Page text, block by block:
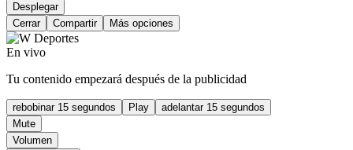
Desplegar
Cerrar
Compartir Más opciones
En vivo
Tu contenido empezará después de la publicidad
rebobinar 15 segundos Play
adelantar 15 segundos
Mute
Volumen